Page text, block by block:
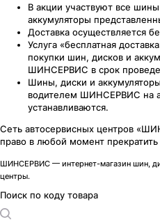
В акции участвуют все
аккумуляторы
Доставка осуществляется
Услуга «бесплатная
покупки шин, дисков и
ШИНСЕРВИС в срок
Шины, диски и
водителем ШИНСЕРВИС на
устанавливаются.
Сеть автосервисных центров
право в любой момент
ШИНСЕРВИС — интернет-магазин шин,
центры.
Поиск по коду товара